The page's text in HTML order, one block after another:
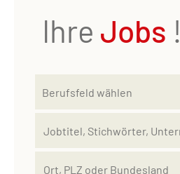
Ihre Jobs !